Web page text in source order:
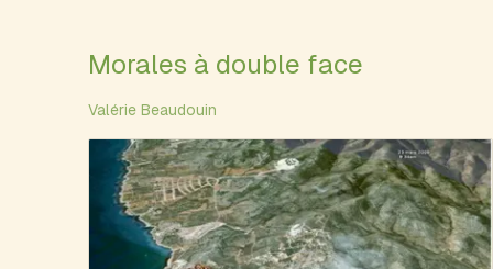
Morales à double face
Valérie Beaudouin